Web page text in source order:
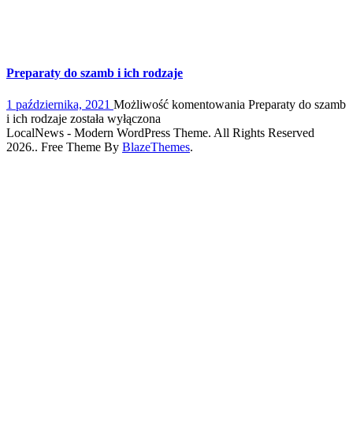
Preparaty do szamb i ich rodzaje
1 października, 2021 Możliwość komentowania Preparaty do szamb
i ich rodzaje została wyłączona
LocalNews - Modern WordPress Theme. All Rights Reserved
2026.. Free Theme By BlazeThemes.